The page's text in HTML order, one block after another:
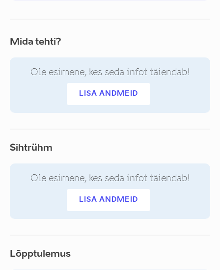
Mida tehti?
Ole esimene, kes seda infot täiendab!
LISA ANDMEID
Sihtrühm
Ole esimene, kes seda infot täiendab!
LISA ANDMEID
Lõpptulemus